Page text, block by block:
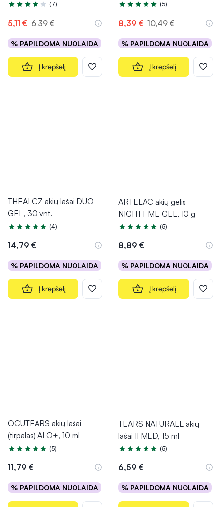
Įvertinimas 4.4 iš 5
(7)
5,11 € 6,39 €
% PAPILDOMA NUOLAIDA
Į krepšelį
Įvertinimas 5.0 iš 5
(5)
8,39 € 10,49 €
% PAPILDOMA NUOLAIDA
Į krepšelį
THEALOZ akių lašai DUO
GEL, 30 vnt.
Įvertinimas 5.0 iš 5
(4)
14,79 €
% PAPILDOMA NUOLAIDA
Į krepšelį
ARTELAC akių gelis
NIGHTTIME GEL, 10 g
Įvertinimas 5.0 iš 5
(5)
8,89 €
% PAPILDOMA NUOLAIDA
Į krepšelį
OCUTEARS akių lašai
(tirpalas) ALO+, 10 ml
Įvertinimas 5.0 iš 5
(5)
11,79 €
% PAPILDOMA NUOLAIDA
TEARS NATURALE akių
lašai II MED, 15 ml
Įvertinimas 5.0 iš 5
(5)
6,59 €
% PAPILDOMA NUOLAIDA